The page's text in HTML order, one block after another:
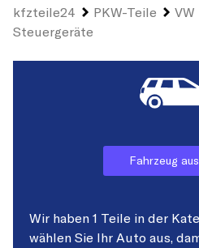
kfzteile24 PKW-Teile VW
Steuergeräte
Fahrzeug
Wir haben 1 Teile in der
wählen Sie Ihr Auto aus,